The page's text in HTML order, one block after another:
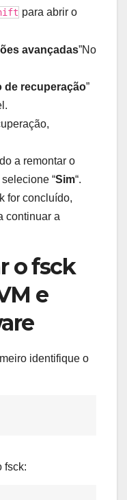
para abrir o
avançadas”No
de recuperação”
a remontar o
“Sim“.
for concluído,
continuar a
o fsck
e
identifique o
fsck: